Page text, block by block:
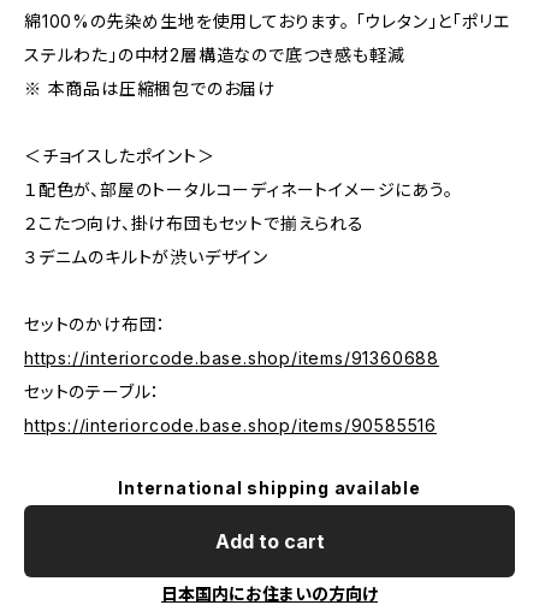
綿100%の先染め生地を使用しております。 「ウレタン」と「ポリエ
ステルわた」の中材2層構造なので底つき感も軽減
※ 本商品は圧縮梱包でのお届け
＜チョイスしたポイント＞
１配色が、部屋のトータルコーディネートイメージにあう。
２こたつ向け、掛け布団もセットで揃えられる
３デニムのキルトが渋いデザイン
セットのかけ布団：
https://interiorcode.base.shop/items/91360688
セットのテーブル：
https://interiorcode.base.shop/items/90585516
International shipping available
Add to cart
日本国内にお住まいの方向け